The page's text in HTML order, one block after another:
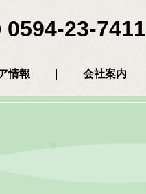
0594-23-7411
情報 会社案内